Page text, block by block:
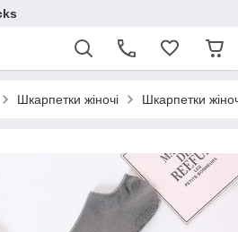
Шкарпетки жіночі Шкарпетки